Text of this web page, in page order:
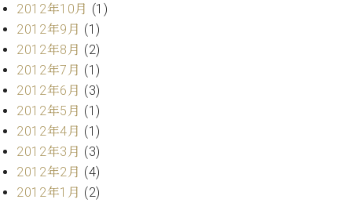
ス
(
調
律
)
ア
フ
タ
サ
ー
2012年10月 (1)
2012年9月 (1)
2012年8月 (2)
2012年7月 (1)
2012年6月 (3)
2012年5月 (1)
2012年4月 (1)
2012年3月 (3)
2012年2月 (4)
2012年1月 (2)